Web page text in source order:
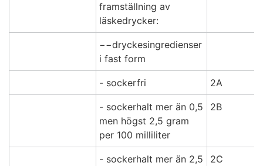
framställning av
läskedrycker:
−−dryckesingredienser
i fast form
- sockerfri 2A
- sockerhalt mer än 0,5
men högst 2,5 gram
per 100 milliliter
2B
- sockerhalt mer än 2,5
2C